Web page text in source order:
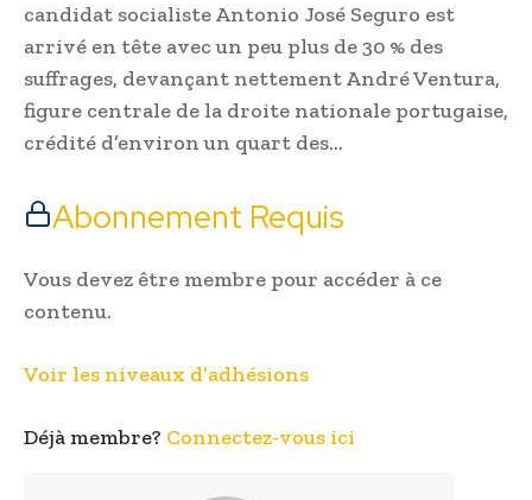
candidat socialiste Antonio José Seguro est
arrivé en tête avec un peu plus de 30 % des
suffrages, devançant nettement André Ventura,
figure centrale de la droite nationale portugaise,
crédité d’environ un quart des…
Abonnement Requis
Vous devez être membre pour accéder à ce
contenu.
Voir les niveaux d’adhésions
Déjà membre? Connectez-vous ici